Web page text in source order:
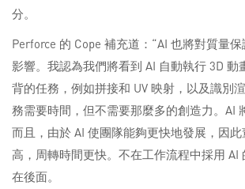
分。
Perforce 的 Cope 補充道：“AI 也將對質量
影響。我認為我們將看到 AI 自動執行 3D 動
背的任務，例如拼接和 UV 映射，以及識
務需要時間，但不需要那麼多的創造力。AI
而且，由於 AI 使團隊能夠更快地發展，因
高，周轉時間更快。不在工作流程中採用 AI
在後面。